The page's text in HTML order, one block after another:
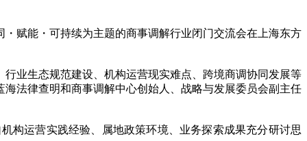
赋能・可持续为主题的商事调解行业闭门交流会在上海东方
行业生态规范建设、机构运营现实难点、跨境商调协同发展等
法律查明和商事调解中心创始人、战略与发展委员会副主任
构运营实践经验、属地政策环境、业务探索成果充分研讨思